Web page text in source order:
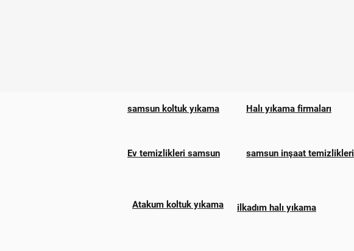
samsun koltuk yıkama Halı yıkama firmaları
Ev temizlikleri samsun samsun inşaat temizlikleri
Atakum koltuk yıkama ilkadım halı yıkama